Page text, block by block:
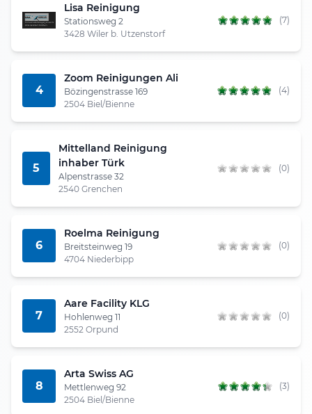
Lisa Reinigung
Stationsweg 2
3428 Wiler b. Utzenstorf
(7)
4
Zoom Reinigungen Ali
Bözingenstrasse 169
2504 Biel/Bienne
(4)
5
Mittelland Reinigung
inhaber Türk
Alpenstrasse 32
2540 Grenchen
(0)
6
Roelma Reinigung
Breitsteinweg 19
4704 Niederbipp
(0)
7
Aare Facility KLG
Hohlenweg 11
2552 Orpund
(0)
8
Arta Swiss AG
Mettlenweg 92
2504 Biel/Bienne
(3)